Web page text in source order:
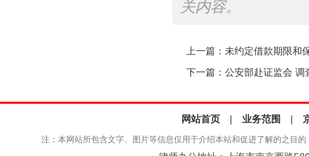
关内容。
上一篇： 未约定借款期限和
下一篇： 公安部赴证监会 调
网站首页 | 业务范围 |
注：本网站所包含文字、图片等信息仅用于介绍本站和促进了解的之目